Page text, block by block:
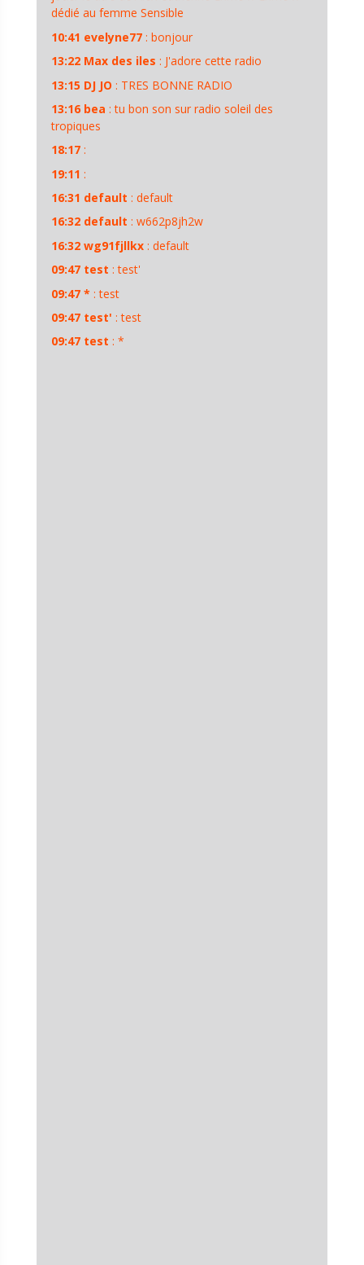
dédié au femme Sensible
10:41 evelyne77 :bonjour
13:22 Max des iles : J'adore cette radio
13:15 DJ JO : TRES BONNE RADIO
13:16 bea :tu bon son sur radio soleil des
tropiques
18:17 :
19:11 :
16:31 default :default
16:32 default :w662p8jh2w
16:32 wg91fjllkx :default
09:47 test :test'
09:47 * :test
09:47 test' :test
09:47 test :*